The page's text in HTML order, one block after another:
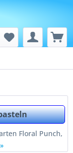
Floral Punch,